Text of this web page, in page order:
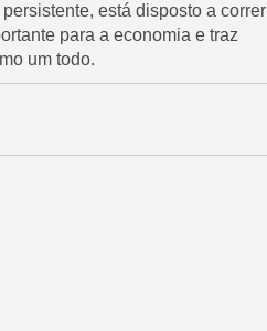
está disposto a correr
para a economia e traz
um todo.